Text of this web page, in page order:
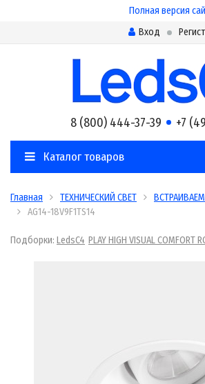
Полная версия
Вход
8 (800) 444-37-39 +7
Каталог товаров
Главная ТЕХНИЧЕСКИЙ СВЕТ
AG14-18V9F1TS14
Подборки: LedsC4 PLAY HIGH VISUAL COMFORT